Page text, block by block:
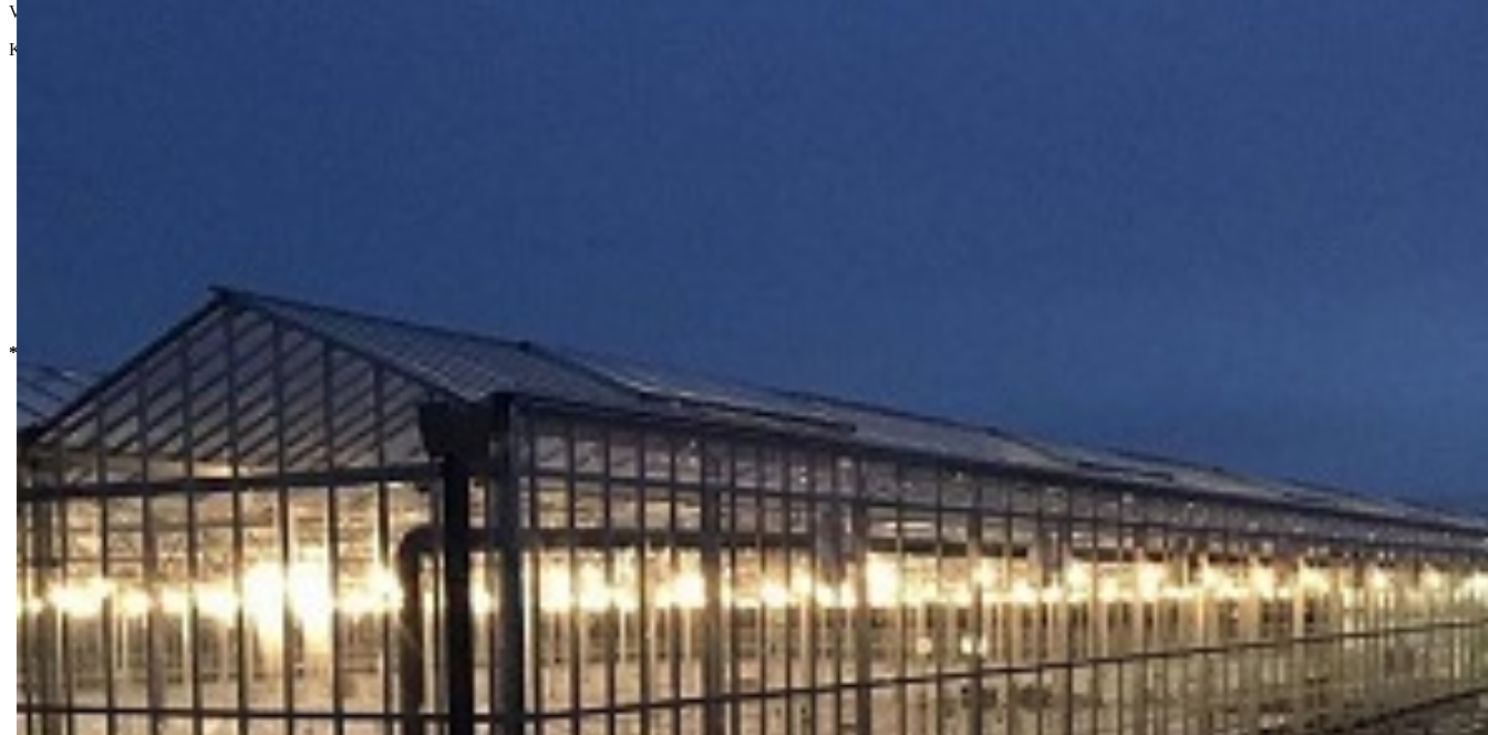
Više informacija možete dobiti u katalogu Van Iperena (pogledaj katalog str.51).
Komentar više ...
*Yasin El Chebbi* Agronom, područje Regueba Tunis( izvor /www.vaniperen.com)